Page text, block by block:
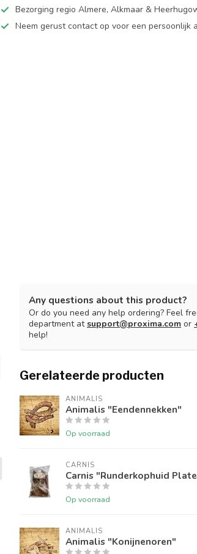
Bezorging regio Almere, Alkmaar &
Neem gerust contact op voor een persoonlijk
Any questions about this product?
Or do you need any help ordering? Feel
department atsupport@proxima.com or
help!
Gerelateerde producten
ANIMALIS
Animalis "Eendennekken"
Op voorraad
CARNIS
Carnis "Runderkophuid
Op voorraad
ANIMALIS
Animalis "Konijnenoren"